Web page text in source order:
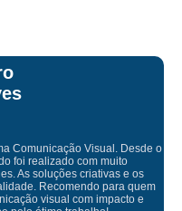
Visual. Desde o
com muito
criativas e os
para quem
com impacto e